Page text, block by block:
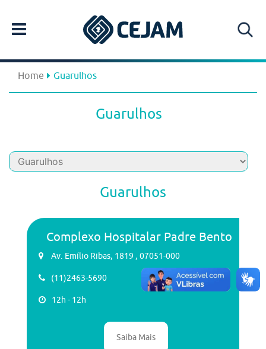
Home Guarulhos
Guarulhos
Guarulhos
Complexo Hospitalar Padre Bento
Av. Emílio Ribas, 1819 , 07051-000
(11)2463-5690
12h - 12h
Saiba Mais